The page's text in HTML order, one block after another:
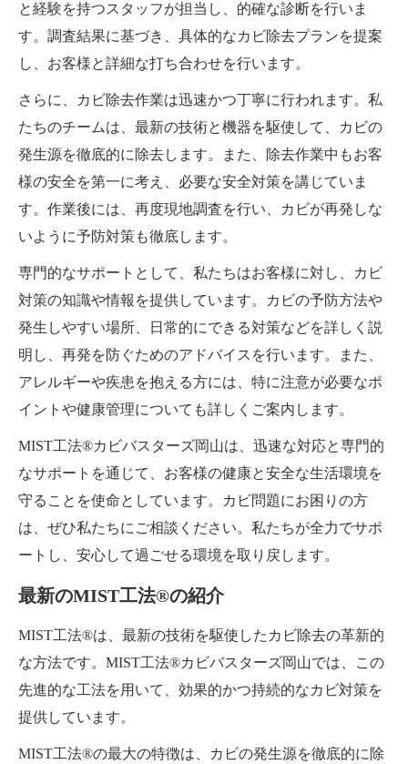
と経験を持つスタッフが担当し、的確な診断を行いま
す。調査結果に基づき、具体的なカビ除去プランを提案
し、お客様と詳細な打ち合わせを行います。
さらに、カビ除去作業は迅速かつ丁寧に行われます。私
たちのチームは、最新の技術と機器を駆使して、カビの
発生源を徹底的に除去します。また、除去作業中もお客
様の安全を第一に考え、必要な安全対策を講じていま
す。作業後には、再度現地調査を行い、カビが再発しな
いように予防対策も徹底します。
専門的なサポートとして、私たちはお客様に対し、カビ
対策の知識や情報を提供しています。カビの予防方法や
発生しやすい場所、日常的にできる対策などを詳しく説
明し、再発を防ぐためのアドバイスを行います。また、
アレルギーや疾患を抱える方には、特に注意が必要なポ
イントや健康管理についても詳しくご案内します。
MIST工法®カビバスターズ岡山は、迅速な対応と専門的
なサポートを通じて、お客様の健康と安全な生活環境を
守ることを使命としています。カビ問題にお困りの方
は、ぜひ私たちにご相談ください。私たちが全力でサポ
ートし、安心して過ごせる環境を取り戻します。
最新のMIST工法®の紹介
MIST工法®は、最新の技術を駆使したカビ除去の革新的
な方法です。MIST工法®カビバスターズ岡山では、この
先進的な工法を用いて、効果的かつ持続的なカビ対策を
提供しています。
MIST工法®の最大の特徴は、カビの発生源を徹底的に除